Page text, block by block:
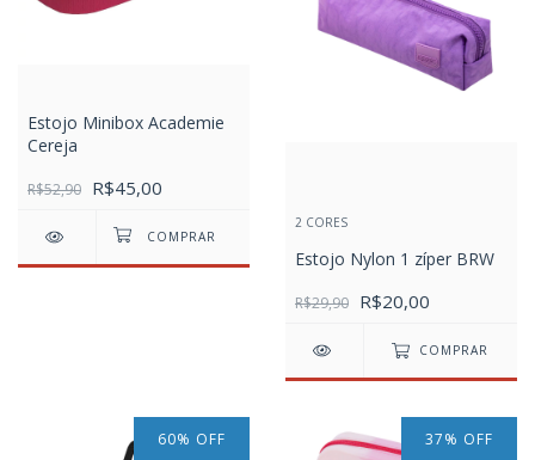
Estojo Minibox Academie
Cereja
R$52,90 R$45,00
2 CORES
Estojo Nylon 1 zíper BRW
R$29,90 R$20,00
COMPRAR
60% OFF 37% OFF